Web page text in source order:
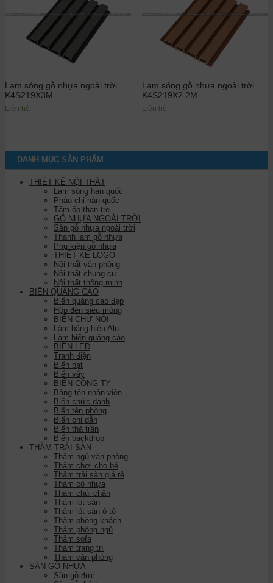
Lam sóng gỗ nhựa ngoài trời
K4S219X3M
Liên hệ
Lam sóng gỗ nhựa ngoài trời
K4S219X2.2M
Liên hệ
DANH MỤC SẢN PHẨM
THIẾT KẾ NỘI THẤT
Lam sóng hàn quốc
Phào chỉ hàn quốc
Tấm ốp than tre
GỖ NHỰA NGOÀI TRỜI
Sàn gỗ nhựa ngoài trời
Thanh lam gỗ nhựa
Phụ kiện gỗ nhựa
THIẾT KẾ LOGO
Nội thất văn phòng
Nội thất chung cư
Nội thất thông minh
BIỂN QUẢNG CÁO
Biển quảng cáo đẹp
Hộp đèn siêu mỏng
BIỂN CHỮ NỔI
Làm bảng hiệu Alu
Làm biển quảng cáo
BIỂN LED
Tranh điện
Biển bạt
Biển vẫy
BIỂN CÔNG TY
Bảng tên nhân viên
Biển chức danh
Biển tên phòng
Biển chỉ dẫn
Biển thả trần
Biển backdrop
THẢM TRẢI SÀN
Thảm ngủ văn phòng
Thảm chơi cho bé
Thảm trải sàn giá rẻ
Thảm cỏ nhựa
Thảm chùi chân
Thảm lót sàn
Thảm lót sàn ô tô
Thảm phòng khách
Thảm phòng ngủ
Thảm sofa
Thảm trang trí
Thảm văn phòng
SÀN GỖ NHỰA
Sàn gỗ đức